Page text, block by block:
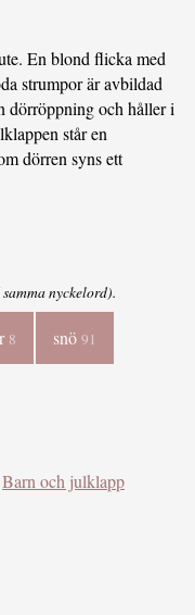
En blond flicka med
strumpor är avbildad
dörröppning och håller i
står en
dörren syns ett
nyckelord).
8 snö91
Barn och julklapp